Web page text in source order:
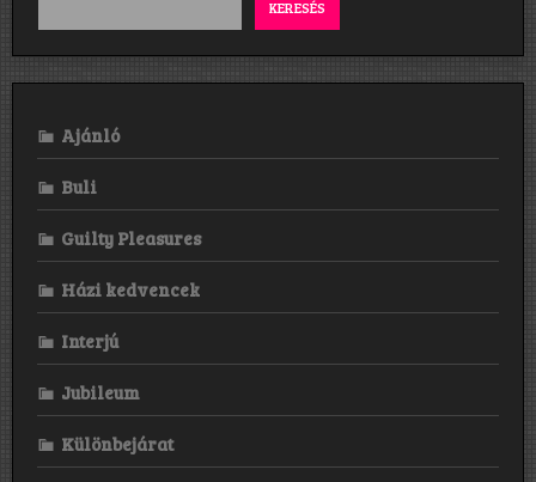
a
that
a
Misfits
going
us
name.”
KERESÉS
Ajánló
Buli
Guilty Pleasures
Házi kedvencek
Interjú
Jubileum
Különbejárat